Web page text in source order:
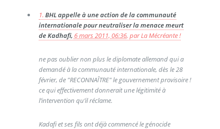
1. BHL appelle à une action de la communauté
internationale pour neutraliser la menace meurt
de Kadhafi, 6 mars 2011, 06:36, parLa Mécréante !
ne pas oublier non plus le diplomate allemand qui a
demandé à la communauté internationale, dès le 28
février, de "RECONNAÎTRE" le gouvernement provisoire !
ce qui effectivement donnerait une légitimité à
l’intervention qu’il réclame.
Kadafi et ses fils ont déjà commencé le génocide